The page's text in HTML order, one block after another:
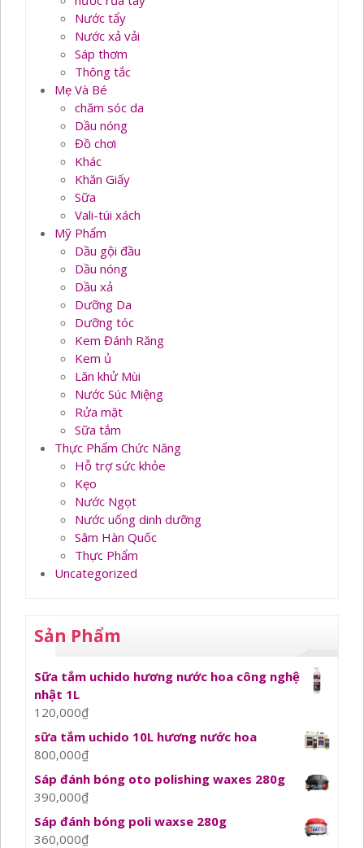
Nước tẩy
Nước xả vải
Sáp thơm
Thông tắc
Mẹ Và Bé
chăm sóc da
Dầu nóng
Đồ chơi
Khác
Khăn Giấy
Sữa
Vali-túi xách
Mỹ Phẩm
Dầu gội đầu
Dầu nóng
Dầu xả
Dưỡng Da
Dưỡng tóc
Kem Đánh Răng
Kem ủ
Lăn khử Mùi
Nước Súc Miệng
Rửa mặt
Sữa tắm
Thực Phẩm Chức Năng
Hỗ trợ sức khỏe
Kẹo
Nước Ngọt
Nước uống dinh dưỡng
Sâm Hàn Quốc
Thực Phẩm
Uncategorized
Sản Phẩm
Sữa tắm uchido hương nước hoa công nghệ
nhật 1L
120,000₫
sữa tắm uchido 10L hương nước hoa
800,000₫
Sáp đánh bóng oto polishing waxes 280g
390,000₫
Sáp đánh bóng poli waxse 280g
360,000₫